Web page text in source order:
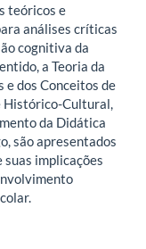
teóricos e
análises críticas
cognitiva da
a Teoria da
e dos Conceitos de
Histórico-Cultural,
da Didática
são apresentados
suas implicações